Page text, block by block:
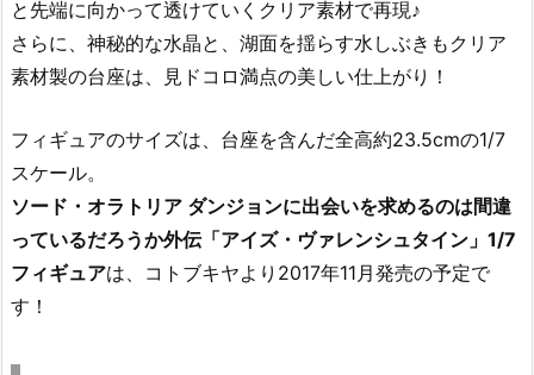
と先端に向かって透けていくクリア素材で再現♪
さらに、神秘的な水晶と、湖面を揺らす水しぶきもクリア
素材製の台座は、見ドコロ満点の美しい仕上がり！
フィギュアのサイズは、台座を含んだ全高約23.5cmの1/7
スケール。
ソード・オラトリア ダンジョンに出会いを求めるのは間違
っているだろうか外伝「アイズ・ヴァレンシュタイン」1/7
フィギュアは、コトブキヤより2017年11月発売の予定で
す！